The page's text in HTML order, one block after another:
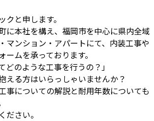
と申します。
に本社を構え、福岡市を中心に県内全域
マンション・アパートにて、内装工事や
ームを承っております。
どのような工事を行うの？」
える方はいらっしゃいませんか？
事についての解説と耐用年数についても
ださい。